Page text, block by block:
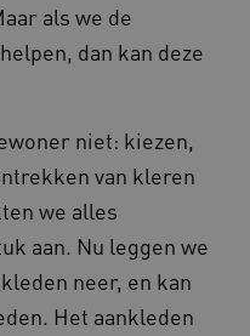
als we de
dan kan deze
niet: kiezen,
van kleren
we alles
aan. Nu leggen we
neer, en kan
Het aankleden
.vilans.nl